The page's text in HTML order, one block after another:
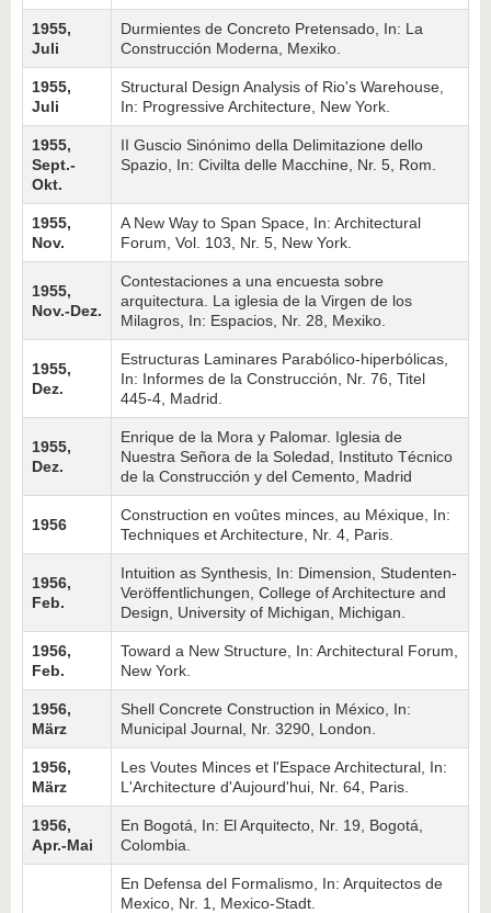
1955,
Juli
Durmientes de Concreto Pretensado, In: La
Con­strucción Moderna, Mexiko.
1955,
Juli
Structural Design Analysis of Rio's Warehouse,
In: Progressive Architecture, New York.
1955,
Sept.-
Okt.
II Guscio Sinónimo della Delimitazione dello
Spazio, In: Civilta delle Macchine, Nr. 5, Rom.
1955,
Nov.
A New Way to Span Space, In: Architectural
Forum, Vol. 103, Nr. 5, New York.
1955,
Nov.-Dez.
Contestaciones a una encuesta sobre
arquitectura. La iglesia de la Virgen de los
Milagros, In: Espacios, Nr. 28, Mexiko.
1955,
Dez.
Estructuras Laminares Parabólico-hiperbólicas,
In: Informes de la Construcción, Nr. 76, Titel
445-4, Madrid.
1955,
Dez.
Enrique de la Mora y Palomar. Iglesia de
Nuestra Señora de la Soledad, Instituto Técnico
de la Construcción y del Cemento, Madrid
1956
Construction en voûtes minces, au Méxique, In:
Techniques et Architecture, Nr. 4, Paris.
1956,
Feb.
Intuition as Synthesis, In: Dimension, Studenten-
Ver­öffentlichungen, College of Architecture and
Design, University of Michigan, Michigan.
1956,
Feb.
Toward a New Structure, In: Architectural Forum,
New York.
1956,
März
Shell Concrete Construction in México, In:
Municipal Journal, Nr. 3290, London.
1956,
März
Les Voutes Minces et l'Espace Architectural, In:
L'Architecture d'Aujourd'hui, Nr. 64, Paris.
1956,
Apr.-Mai
En Bogotá, In: El Arquitecto, Nr. 19, Bogotá,
Colombia.
En Defensa del Formalismo, In: Arquitectos de
Mexico, Nr. 1, Mexico-Stadt.